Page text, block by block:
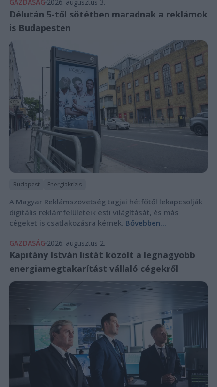
GAZDASÁG 2026. augusztus 3.
Délután 5-től sötétben maradnak a reklámok
is Budapesten
Budapest Energiakrízis
A Magyar Reklámszövetség tagjai hétfőtől lekapcsolják
digitális reklámfelületeik esti világítását, és más
cégeket is csatlakozásra kérnek. Bővebben...
GAZDASÁG 2026. augusztus 2.
Kapitány István listát közölt a legnagyobb
energiamegtakarítást vállaló cégekről